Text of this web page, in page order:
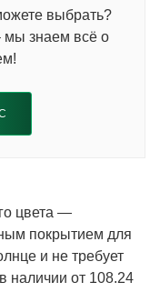
выбрать?
мы знаем всё о
цвета —
покрытием для
и не требует
наличии от 108.24